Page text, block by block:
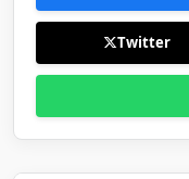
Twitter